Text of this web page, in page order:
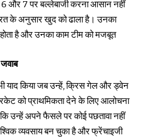
6 और 7 पर बल्लेबाजी करना आसान नहीं
के अनुसार खुद को ढाला है। उनका
है और उनका काम टीम को मजबूत
याद किया जब उन्हें, क्रिस गेल और ड्वेन
को प्राथमिकता देने के लिए आलोचना
उन्हें अपने फैसले पर कोई पछतावा नहीं
व्यवसाय बन चुका है और फ्रेंचाइजी